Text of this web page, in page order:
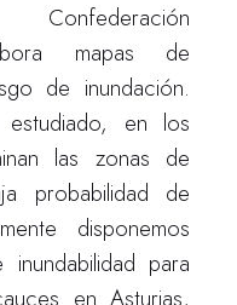
mapas de
de inundación.
en los
las zonas de
probabilidad de
disponemos
para
en Asturias,